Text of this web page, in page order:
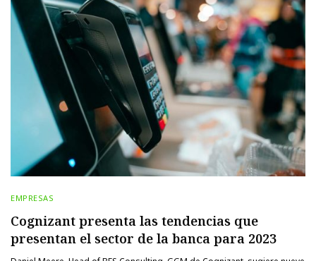
EMPRESAS
Cognizant presenta las tendencias que
presentan el sector de la banca para 2023